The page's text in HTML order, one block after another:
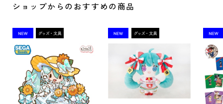
ショップからのおすすめの商品